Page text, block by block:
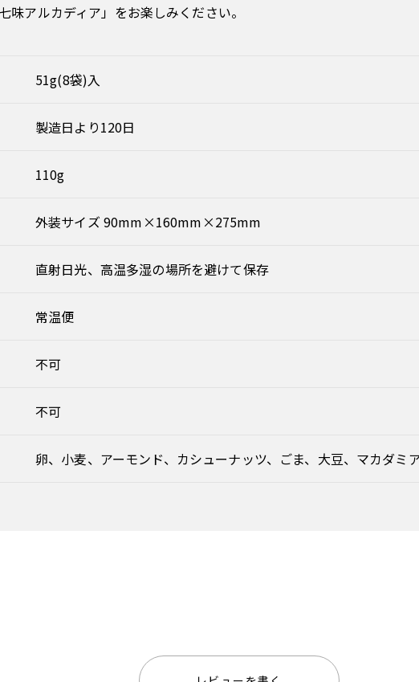
味アルカディア」をお楽しみください。
51g(8袋)入
製造日より120日
110g
外装サイズ 90mm×160mm×275mm
直射日光、高温多湿の場所を避けて保存
常温便
不可
不可
卵、小麦、アーモンド、カシューナッツ、ごま、大豆、マカダミ